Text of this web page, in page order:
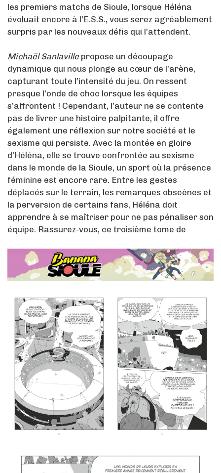
les premiers matchs de Sioule, lorsque Héléna
évoluait encore à l’E.S.S., vous serez agréablement
surpris par les nouveaux défis qui l’attendent.
Michaël Sanlavillepropose un découpage
dynamique qui nous plonge au cœur de l’arène,
capturant toute l’intensité du jeu. On ressent
presque l’onde de choc lorsque les équipes
s’affrontent ! Cependant, l’auteur ne se contente
pas de livrer une histoire palpitante, il offre
également une réflexion sur notre société et le
sexisme qui persiste. Avec la montée en gloire
d’Héléna, elle se trouve confrontée au sexisme
dans le monde de la Sioule, un sport où la présence
féminine est encore rare. Entre les gestes
déplacés sur le terrain, les remarques obscènes et
la perversion de certains fans, Héléna doit
apprendre à se maîtriser pour ne pas pénaliser son
équipe. Rassurez-vous, ce troisième tome de